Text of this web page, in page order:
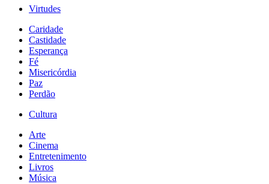
Virtudes
Caridade
Castidade
Esperança
Fé
Misericórdia
Paz
Perdão
Cultura
Arte
Cinema
Entretenimento
Livros
Música